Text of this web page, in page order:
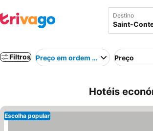
Destino
Filtros Preço em ordem crescentePreço
Hotéis
Escolha popular